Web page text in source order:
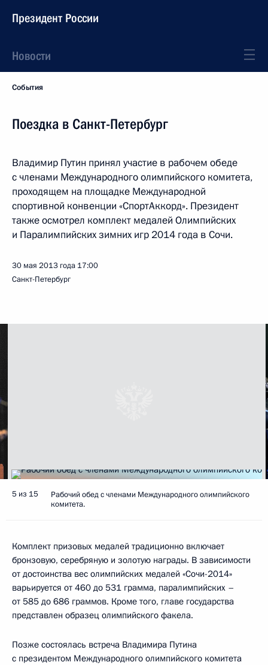
Президент России
Новости
События
Поездка в Санкт-Петербург
Владимир Путин принял участие в рабочем обеде
с членами Международного олимпийского комитета,
проходящем на площадке Международной
спортивной конвенции «СпортАккорд». Президент
также осмотрел комплект медалей Олимпийских
и Паралимпийских зимних игр 2014 года в Сочи.
30 мая 2013 года 17:00
Санкт-Петербург
5 из 15
Рабочий обед с членами Международного олимпийского
комитета.
Комплект призовых медалей традиционно включает
бронзовую, серебряную и золотую награды. В зависимости
от достоинства вес олимпийских медалей «Сочи-2014»
варьируется от 460 до 531 грамма, паралимпийских –
от 585 до 686 граммов. Кроме того, главе государства
представлен образец олимпийского факела.
Позже состоялась встреча Владимира Путина
с президентом Международного олимпийского комитета